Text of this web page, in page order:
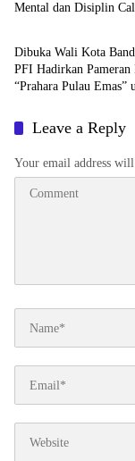
Mental dan Disiplin
Berita
Dibuka Wali Kota
PFI Hadirkan Pameran
“Prahara Pulau Emas”
Leave a Reply
Your email address